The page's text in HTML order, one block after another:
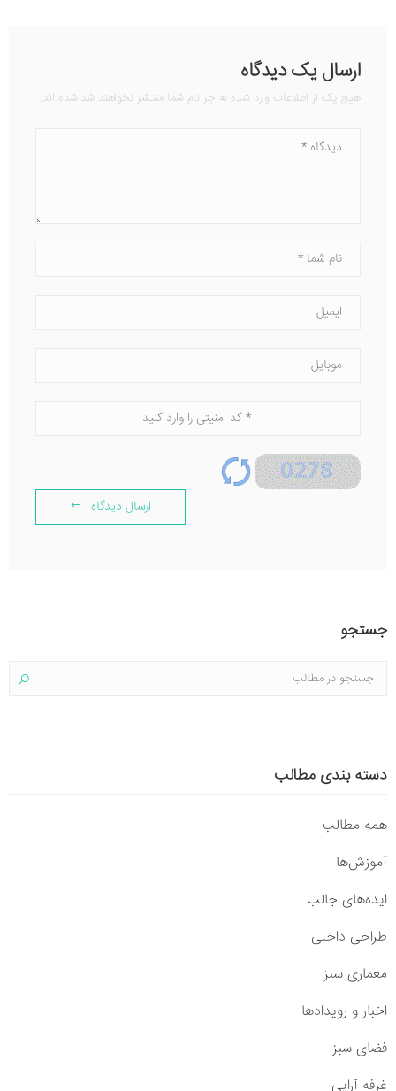
ارسال یک دیدگاه
هیچ یک از اطلاعات وارد شده به جز نام شما منتشر نخواهند شد شده اند.
ارسال دیدگاه
جستجو
دسته بندی مطالب
همه مطالب
آموزش‌ها
ایده‌های جالب
طراحی داخلی
معماری سبز
اخبار و رویدادها
فضای سبز
غرفه آرایی